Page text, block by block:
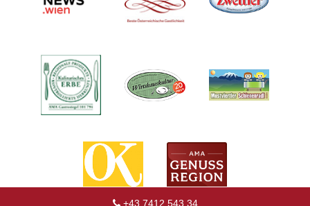
+43 7412 543 34